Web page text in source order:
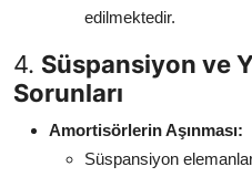
edilmektedir.
4. Süspansiyon ve
Sorunları
Amortisörlerin Aşınması:
Süspansiyon